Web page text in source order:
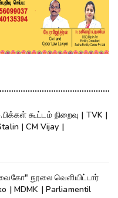
கூட்டம் நிறைவு | TVK |
| CM Vijay |
நூலை வெளியிட்டார்
| MDMK | Parliamentil